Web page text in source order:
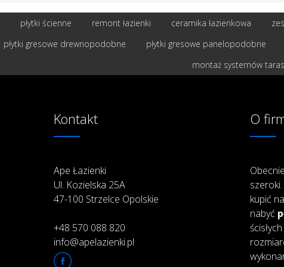
płytki ścienne remont łazienki ceramika łazienkowa
płytki gresowe drewnopodobne płytki gresowe panelopodobne
montaż systemów
Kontakt
Ape Łazienki
Ul. Kozielska 25A
47-100 Strzelce Opolskie
+48 570 088 820
info@apelazienki.pl
O
kupić
nabyć